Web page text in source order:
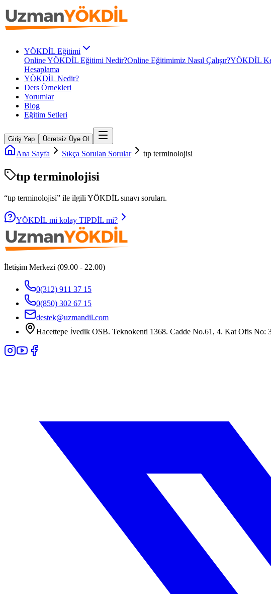
YÖKDİL Eğitimi
Online YÖKDİL Eğitimi Nedir?Online Eğitimimiz Nasıl Çalışır?YÖKDİL
Hesaplama
YÖKDİL Nedir?
Ders Örnekleri
Yorumlar
Blog
Eğitim Setleri
Giriş Yap Ücretsiz Üye Ol
Ana Sayfa Sıkça Sorulan Sorular tıp terminolojisi
tıp terminolojisi
“tıp terminolojisi” ile ilgili YÖKDİL sınavı soruları.
YÖKDİL mi kolay TIPDİL mi?
İletişim Merkezi (09.00 - 22.00)
0(312) 911 37 15
0(850) 302 67 15
destek@uzmandil.com
Hacettepe İvedik OSB. Teknokenti 1368. Cadde No.61, 4. Kat Ofis